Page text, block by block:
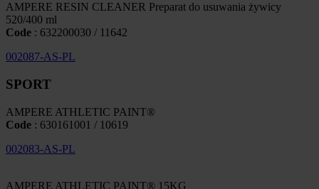
AMPERE RESIN CLEANER Preparat do usuwania żywicy
520/400 ml
Code : 632200030 / 11642
002087-AS-PL
SPORT
AMPERE ATHLETIC PAINT®
Code : 630161001 / 10619
002083-AS-PL
AMPERE ATHLETIC PAINT® 15KG